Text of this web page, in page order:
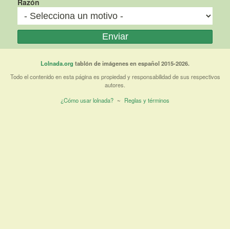
Razón
Lolnada.org tablón de imágenes en español 2015-2026.
Todo el contenido en esta página es propiedad y responsabilidad de sus respectivos
autores.
¿Cómo usar lolnada? ~ Reglas y términos